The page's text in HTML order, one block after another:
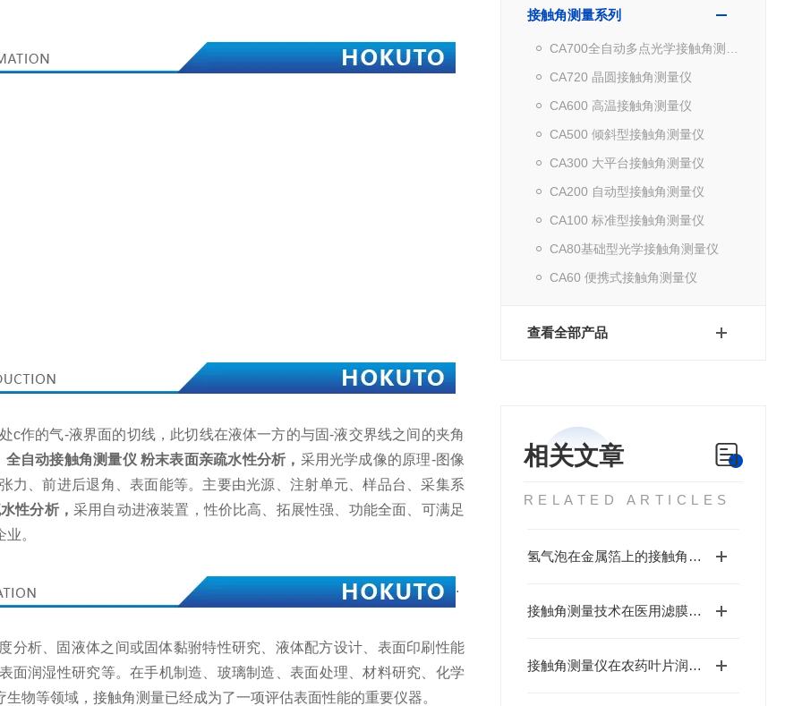
接触角测量系列
CA720 晶圆接触角测量仪
CA600 高温接触角测量仪
CA500 倾斜型接触角测量仪
CA300 大平台接触角测量仪
CA200 自动型接触角测量仪
CA100 标准型接触角测量仪
CA80基础型光学接触角测量仪
CA60 便携式接触角测量仪
查看全部产品
相关文章
RELATED ARTICLES
氢气泡在金属箔上的接触角是多少度
接触角测量技术在医用滤膜的亲疏水性分析
接触角测量仪在农药叶片润湿性分析中的应用与价值
c作的气-液界面的切线，此切线在液体一方的与固-液交界线之间的夹角
全自动接触角测量仪 粉末表面亲疏水性分析 ， 采用光学成像的原理-图像
力、前进后退角、表面能等。主要由光源、注射单元、样品台、采集系
性分析， 采用自动进液装置，性价比高、拓展性强、功能全面、可满足
。
.
分析、固液体之间或固体黏驸特性研究、液体配方设计、表面印刷性能
面润湿性研究等。在手机制造、玻璃制造、表面处理、材料研究、化学
物等领域，接触角测量已经成为了一项评估表面性能的重要仪器。